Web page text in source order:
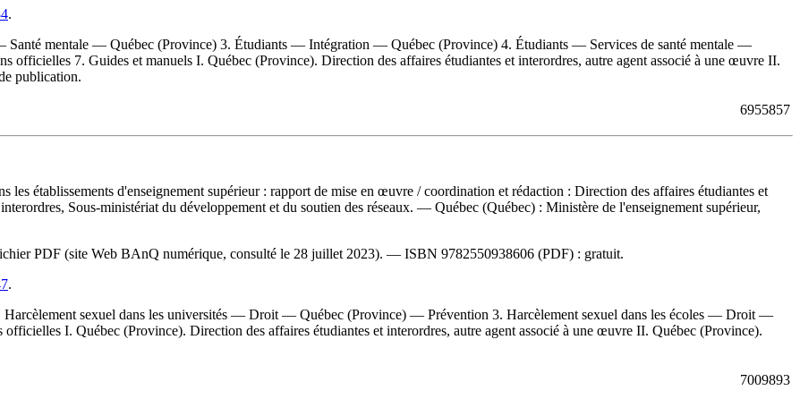
.
mentale — Québec (Province) 3. Étudiants — Intégration — Québec (Province) 4. Étudiants — Services de santé mentale —
7. Guides et manuels I. Québec (Province). Direction des affaires étudiantes et interordres, autre agent associé à une œuvre II.
publication.
6955857
les établissements d'enseignement supérieur : rapport de mise en œuvre / coordination et rédaction : Direction des affaires étudiantes et
Sous-ministériat du développement et du soutien des réseaux. — Québec (Québec) : Ministère de l'enseignement supérieur,
PDF (site Web BAnQ numérique, consulté le 28 juillet 2023). — ISBN 9782550938606 (PDF) : gratuit.
.
sexuel dans les universités — Droit — Québec (Province) — Prévention 3. Harcèlement sexuel dans les écoles — Droit —
I. Québec (Province). Direction des affaires étudiantes et interordres, autre agent associé à une œuvre II. Québec (Province).
7009893